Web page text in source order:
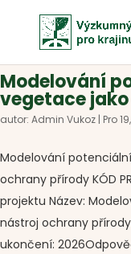
Modelování
vegetace
autor: Admin Vukoz | Pro
Modelování
ochrany přírody KÓD
projektu Název:
nástroj ochrany
ukončení: